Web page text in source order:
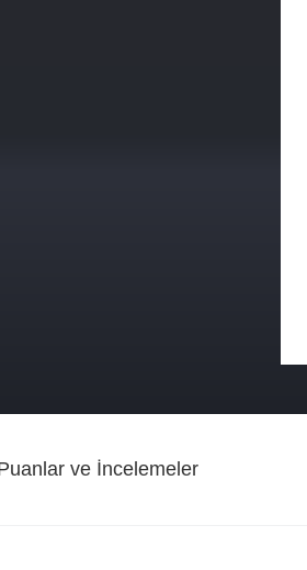
ve İncelemeler